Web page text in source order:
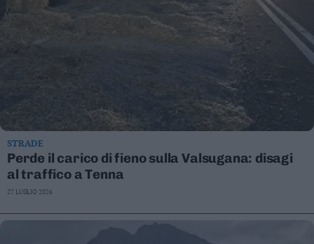
STRADE
Perde il carico di fieno sulla Valsugana: disagi
al traffico a Tenna
27 LUGLIO 2026